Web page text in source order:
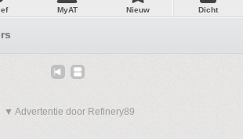
MyAT Nieuw Dicht
▼ Advertentie door Refinery89